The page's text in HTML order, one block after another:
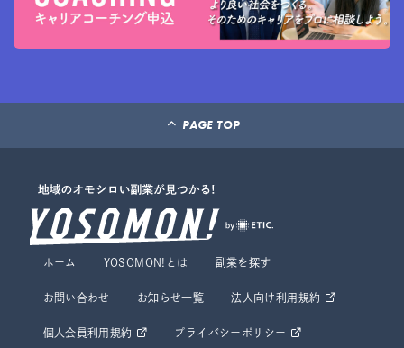
PAGE TOP
ホーム YOSOMON!とは 副業を探す
お問い合わせ お知らせ一覧 法人向け利用規約
個人会員利用規約 プライバシーポリシー